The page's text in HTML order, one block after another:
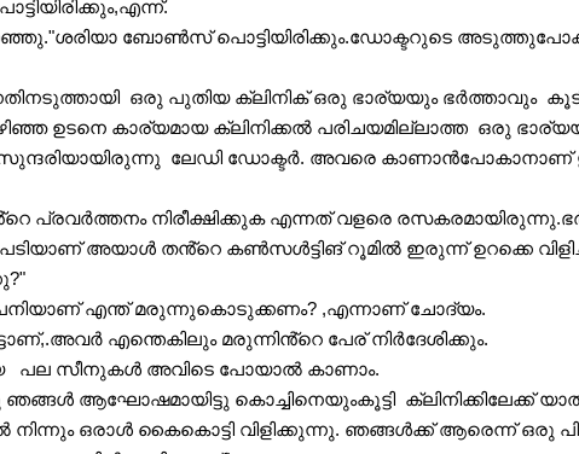
ജോർജ് കുട്ടി ചാടി പറഞ്ഞു."ശരിയാ ബോൺസ്‌ പൊട്ടിയിരിക്കും.ഡോക്ടറുടെ
ഒരു പുതിയ ക്ലിനിക് ഒരു ഭാര്യയും ഭർത്താവും
ഉടനെ കാര്യമായ ക്ലിനിക്കൽ പരിചയമില്ലാത്ത  ഒരു
ന്നു  ലേഡി ഡോക്ടർ. അവരെ
പ്രവർത്തനം നിരീക്ഷിക്കുക എന്നത് വളരെ
അയാൾ തൻ്റെ കൺസൾട്ടിങ് റൂമിൽ ഇരുന്ന് ഉറക്കെ
എന്ത് മരുന്നുകൊടുക്കണം? ,എന്നാണ് ചോദ്യം.
എന്തെകിലും മരുന്നിൻ്റെ പേര് നിർദേശിക്കും.
പല സീനുകൾ അവിടെ പോയാൽ കാണാം.
ആഘോഷമായിട്ടു കൊച്ചിനെയുംകൂട്ടി  ക്ലിനിക്കിലേക്ക്
നിന്നും ഒരാൾ കൈകൊട്ടി വിളിക്കുന്നു. ഞങ്ങൾക്ക് ആരെന്ന് ഒരു